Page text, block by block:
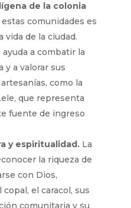
de la colonia
comunidades es
vida de la ciudad.
a combatir la
a valorar sus
como la
que representa
fuente de ingreso
y espiritualidad.La
la riqueza de
con Dios,
el caracol, sus